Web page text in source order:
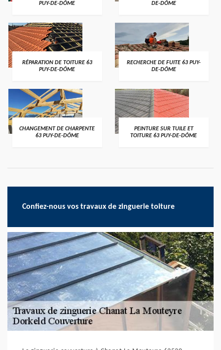
PUY-DE-DÔME
DE-DÔME
RÉPARATION DE TOITURE 63
PUY-DE-DÔME
RECHERCHE DE FUITE 63 PUY-
DE-DÔME
CHANGEMENT DE CHARPENTE
63 PUY-DE-DÔME
PEINTURE SUR TUILE ET
TOITURE 63 PUY-DE-DÔME
Confiez-nous vos travaux de zinguerie toiture